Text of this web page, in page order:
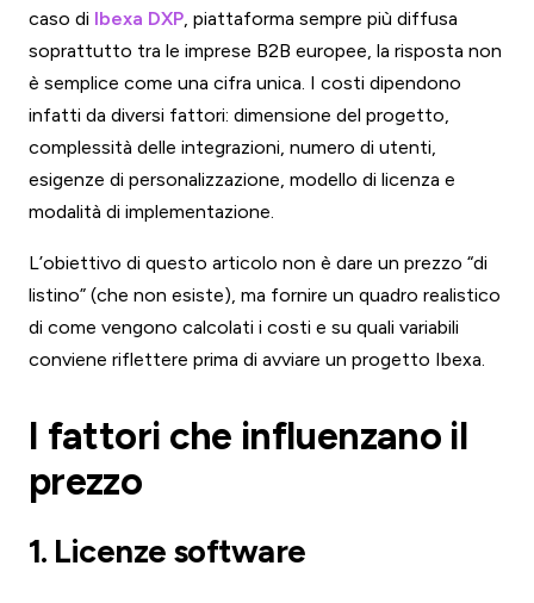
caso di Ibexa DXP, piattaforma sempre più diffusa
soprattutto tra le imprese B2B europee, la risposta non
è semplice come una cifra unica. I costi dipendono
infatti da diversi fattori: dimensione del progetto,
complessità delle integrazioni, numero di utenti,
esigenze di personalizzazione, modello di licenza e
modalità di implementazione.
L’obiettivo di questo articolo non è dare un prezzo “di
listino” (che non esiste), ma fornire un quadro realistico
di come vengono calcolati i costi e su quali variabili
conviene riflettere prima di avviare un progetto Ibexa.
I fattori che influenzano il
prezzo
1. Licenze software